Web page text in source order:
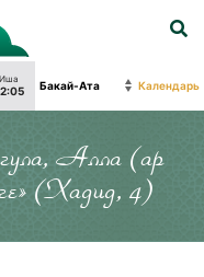
Иша Календарь
Алла (ар
(Хадид, 4)